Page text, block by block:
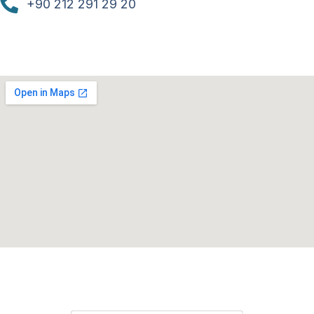
+90 212 291 29 20